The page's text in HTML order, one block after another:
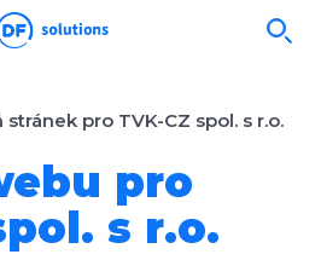
pro TVK-CZ spol. s r.o.
pro
s r.o.